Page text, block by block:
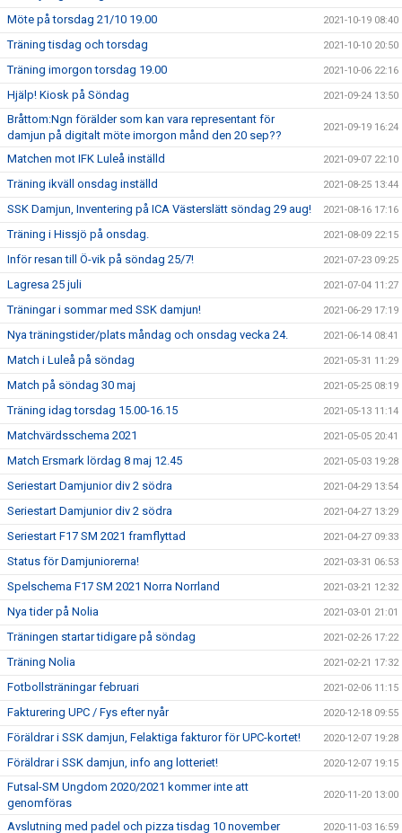
Möte på torsdag 21/10 19.00 2021-10-19 08:40
Träning tisdag och torsdag 2021-10-10 20:50
Träning imorgon torsdag 19.00 2021-10-06 22:16
Hjälp! Kiosk på Söndag 2021-09-24 13:50
Bråttom:Ngn förälder som kan vara representant för
damjun på digitalt möte imorgon månd den 20 sep??
2021-09-19 16:24
Matchen mot IFK Luleå inställd 2021-09-07 22:10
Träning ikväll onsdag inställd 2021-08-25 13:44
SSK Damjun, Inventering på ICA Västerslätt söndag 29 aug! 2021-08-16 17:16
Träning i Hissjö på onsdag. 2021-08-09 22:15
Inför resan till Ö-vik på söndag 25/7! 2021-07-23 09:25
Lagresa 25 juli 2021-07-04 11:27
Träningar i sommar med SSK damjun! 2021-06-29 17:19
Nya träningstider/plats måndag och onsdag vecka 24. 2021-06-14 08:41
Match i Luleå på söndag 2021-05-31 11:29
Match på söndag 30 maj 2021-05-25 08:19
Träning idag torsdag 15.00-16.15 2021-05-13 11:14
Matchvärdsschema 2021 2021-05-05 20:41
Match Ersmark lördag 8 maj 12.45 2021-05-03 19:28
Seriestart Damjunior div 2 södra 2021-04-29 13:54
Seriestart Damjunior div 2 södra 2021-04-27 13:29
Seriestart F17 SM 2021 framflyttad 2021-04-27 09:33
Status för Damjuniorerna! 2021-03-31 06:53
Spelschema F17 SM 2021 Norra Norrland 2021-03-21 12:32
Nya tider på Nolia 2021-03-01 21:01
Träningen startar tidigare på söndag 2021-02-26 17:22
Träning Nolia 2021-02-21 17:32
Fotbollsträningar februari 2021-02-06 11:15
Fakturering UPC / Fys efter nyår 2020-12-18 09:55
Föräldrar i SSK damjun, Felaktiga fakturor för UPC-kortet! 2020-12-07 19:28
Föräldrar i SSK damjun, info ang lotteriet! 2020-12-07 19:15
Futsal-SM Ungdom 2020/2021 kommer inte att
genomföras
2020-11-20 13:00
Avslutning med padel och pizza tisdag 10 november 2020-11-03 16:59